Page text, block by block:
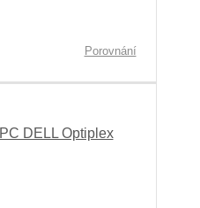
Porovnání
DELL Optiplex